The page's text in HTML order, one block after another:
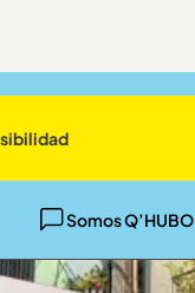
Somos Q’HUBO